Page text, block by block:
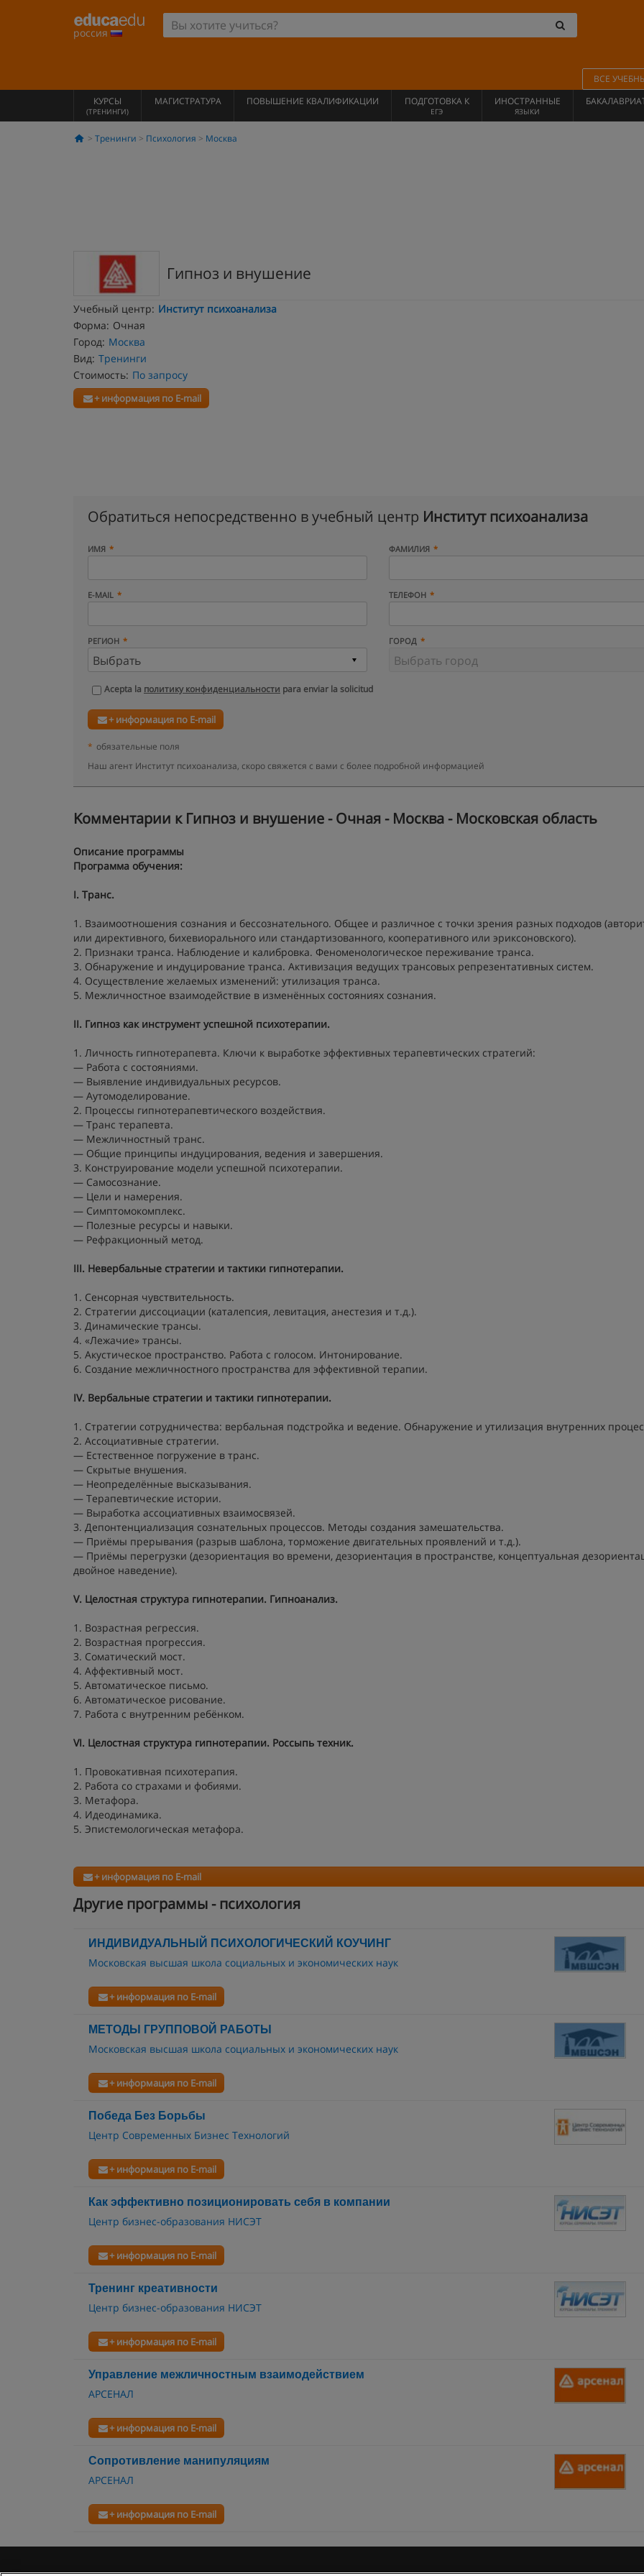
россия
ВСЕ
КУРСЫ
(ТРЕНИНГИ)
МАГИСТРАТУРА ПОВЫШЕНИЕ КВАЛИФИКАЦИИ ПОДГОТОВКА К
ЕГЭ
ИНОСТРАННЫЕ
ЯЗЫКИ
Тренинги Психология Москва
Гипноз и внушение
Учебный центр: Институт психоанализа
Форма: Очная
Город: Москва
Вид: Тренинги
Стоимость: По запросу
+ информация по E-mail
Обратиться непосредственно в учебный центр Институт психоанализа
ИМЯ ФАМИЛИЯ
E-MAIL ТЕЛЕФОН
РЕГИОН ГОРОД
Acepta la политику конфиденциальности para enviar la solicitud
+ информация по E-mail
* обязательные поля
Наш агент Институт психоанализа, скоро свяжется с вами с более подробной информацией
Kомментарии к Гипноз и внушение - Очная - Москва - Московская область
Описание программы
Программа обучения:
I. Транс.
1. Взаимоотношения сознания и бессознательного. Общее и различное с точки зрения разных подходов
или директивного, бихевиорального или стандартизованного, кооперативного или эриксоновского).
2. Признаки транса. Наблюдение и калибровка. Феноменологическое переживание транса.
3. Обнаружение и индуцирование транса. Активизация ведущих трансовых репрезентативных систем.
4. Осуществление желаемых изменений: утилизация транса.
5. Межличностное взаимодействие в изменённых состояниях сознания.
II. Гипноз как инструмент успешной психотерапии.
1. Личность гипнотерапевта. Ключи к выработке эффективных терапевтических стратегий:
— Работа с состояниями.
— Выявление индивидуальных ресурсов.
— Аутомоделирование.
2. Процессы гипнотерапевтического воздействия.
— Транс терапевта.
— Межличностный транс.
— Общие принципы индуцирования, ведения и завершения.
3. Конструирование модели успешной психотерапии.
— Самосознание.
— Цели и намерения.
— Симптомокомплекс.
— Полезные ресурсы и навыки.
— Рефракционный метод.
III. Невербальные стратегии и тактики гипнотерапии.
1. Сенсорная чувствительность.
2. Стратегии диссоциации (каталепсия, левитация, анестезия и т.д.).
3. Динамические трансы.
4. «Лежачие» трансы.
5. Акустическое пространство. Работа с голосом. Интонирование.
6. Создание межличностного пространства для эффективной терапии.
IV. Вербальные стратегии и тактики гипнотерапии.
1. Стратегии сотрудничества: вербальная подстройка и ведение. Обнаружение и утилизация внутренних
2. Ассоциативные стратегии.
— Естественное погружение в транс.
— Скрытые внушения.
— Неопределённые высказывания.
— Терапевтические истории.
— Выработка ассоциативных взаимосвязей.
3. Депонтенциализация сознательных процессов. Методы создания замешательства.
— Приёмы прерывания (разрыв шаблона, торможение двигательных проявлений и т.д.).
— Приёмы перегрузки (дезориентация во времени, дезориентация в пространстве, концептуальная
двойное наведение).
V. Целостная структура гипнотерапии. Гипноанализ.
1. Возрастная регрессия.
2. Возрастная прогрессия.
3. Соматический мост.
4. Аффективный мост.
5. Автоматическое письмо.
6. Автоматическое рисование.
7. Работа с внутренним ребёнком.
VI. Целостная структура гипнотерапии. Россыпь техник.
1. Провокативная психотерапия.
2. Работа со страхами и фобиями.
3. Метафора.
4. Идеодинамика.
5. Эпистемологическая метафора.
+ информация по E-mail
Другие программы - психология
ИНДИВИДУАЛЬНЫЙ ПСИХОЛОГИЧЕСКИЙ КОУЧИНГ
Московская высшая школа социальных и экономических наук
+ информация по E-mail
МЕТОДЫ ГРУППОВОЙ РАБОТЫ
Московская высшая школа социальных и экономических наук
+ информация по E-mail
Победа Без Борьбы
Центр Современных Бизнес Технологий
+ информация по E-mail
Как эффективно позиционировать себя в компании
Центр бизнес-образования НИСЭТ
+ информация по E-mail
Тренинг креативности
Центр бизнес-образования НИСЭТ
+ информация по E-mail
Управление межличностным взаимодействием
АРСЕНАЛ
+ информация по E-mail
Сопротивление манипуляциям
АРСЕНАЛ
+ информация по E-mail